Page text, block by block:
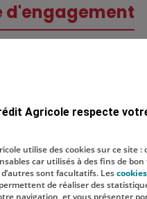
d'engagement
Agricole respecte
utilise des cookies sur ce site :
car utilisés à des fins de
sont facultatifs. Les
permettent de réaliser des
navigation, et vous présenter